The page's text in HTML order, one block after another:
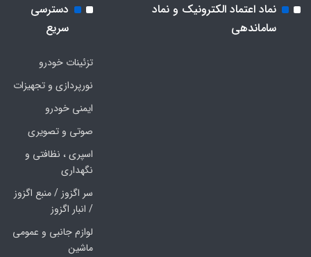
نماد اعتماد الکترونیک و نماد
ساماندهی
دسترسی
سریع
تزئینات خودرو
نورپردازی و تجهیزات
ایمنی خودرو
صوتی و تصویری
اسپری ، نظافتی و
نگهداری
سر اگزوز / منبع اگزوز
/ انبار اگزوز
لوازم جانبی و عمومی
ماشین